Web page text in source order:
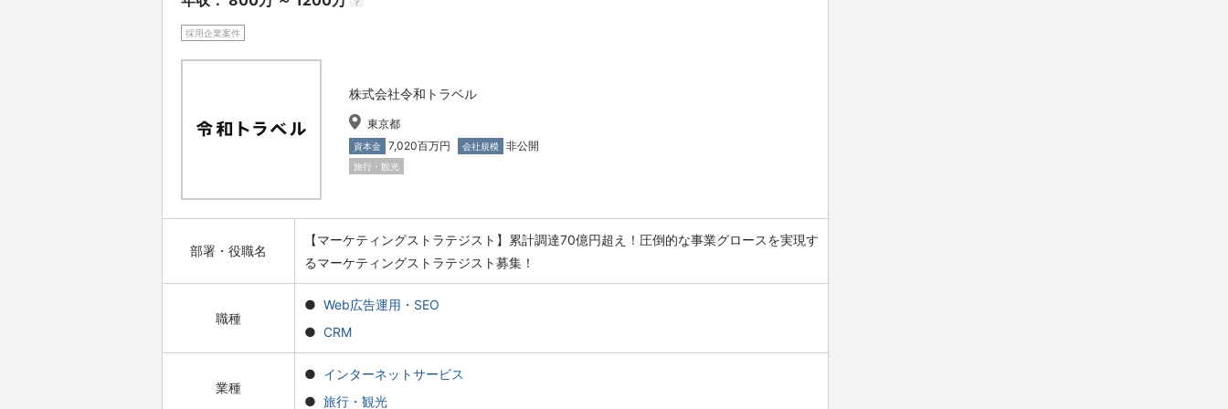
採用企業案件
株式会社令和トラベル
東京都
資本金 7,020百万円 会社規模 非公開
旅行・観光
部署・役職名
【マーケティングストラテジスト】累計調達70億円超え！圧倒的な事業グロースを実現す
るマーケティングストラテジスト募集！
職種
Web広告運用・SEO
CRM
業種
インターネットサービス
旅行・観光